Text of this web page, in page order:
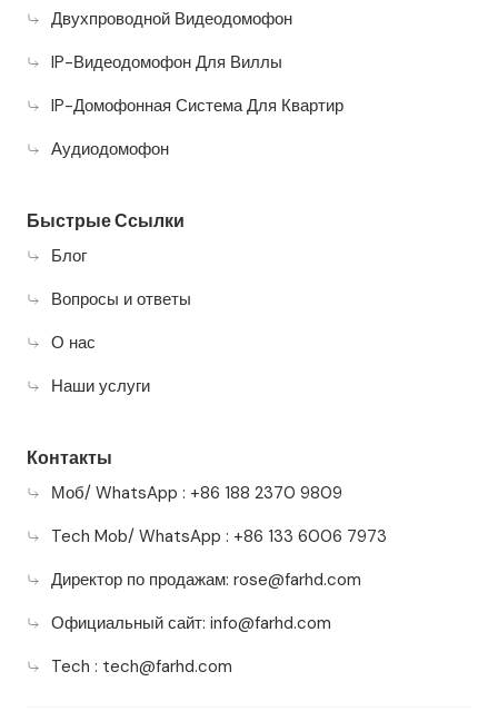
Двухпроводной Видеодомофон
IP-Видеодомофон Для Виллы
IP-Домофонная Система Для Квартир
Аудиодомофон
Быстрые Ссылки
Блог
Вопросы и ответы
О нас
Наши услуги
Контакты
Моб/ WhatsApp : +86 188 2370 9809
Tech Mob/ WhatsApp : +86 133 6006 7973
Директор по продажам: rose@farhd.com
Официальный сайт: info@farhd.com
Tech : tech@farhd.com